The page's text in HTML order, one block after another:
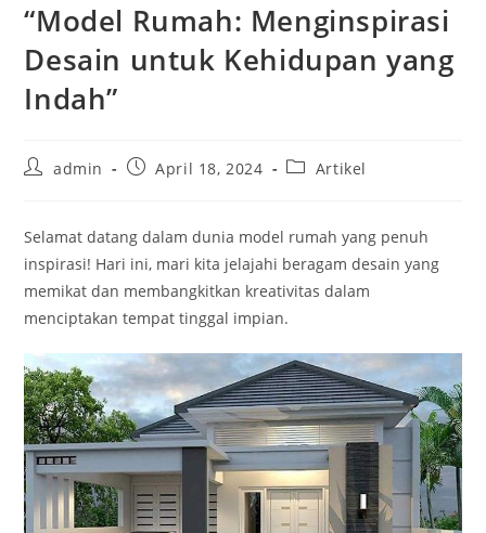
“Model Rumah: Menginspirasi
Desain untuk Kehidupan yang
Indah”
Postadmin
PostApril 18, 2024
PostArtikel
Selamat datang dalam dunia model rumah yang penuh
inspirasi! Hari ini, mari kita jelajahi beragam desain yang
memikat dan membangkitkan kreativitas dalam
menciptakan tempat tinggal impian.